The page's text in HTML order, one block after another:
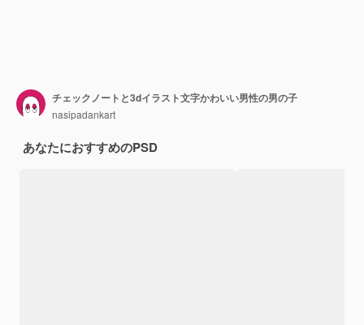
チェックノートと3dイラスト文字かわいい男性の男の子
nasipadankart
あなたにおすすめのPSD